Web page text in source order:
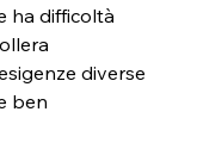
ha difficoltà
diverse
ben